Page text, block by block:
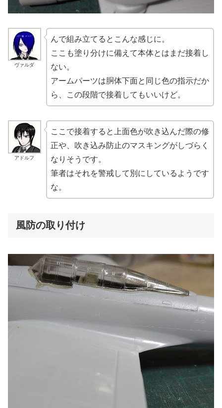
ヴァルダ
んで組み立てるとこんな感じに。
ここも塗り分けに備えて本体とはまだ接着し
ない。
アームパーツは胴体下面と同じ色の指示だか
ら、この段階で接着してもいいけど。
アドルフ
ここで接着すると上面色が吹き込んだ際の修
正や、吹き込み防止のマスキングがしづらく
なりそうです。
筆者はそれを警戒して別にしているようです
な。
風防の取り付け